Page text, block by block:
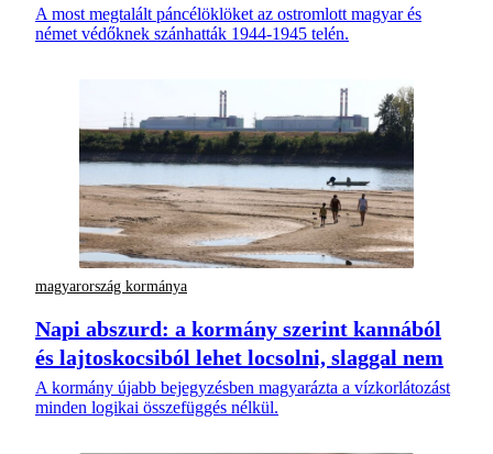
A most megtalált páncélöklöket az ostromlott magyar és
német védőknek szánhatták 1944-1945 telén.
magyarország kormánya
Napi abszurd: a kormány szerint kannából
és lajtoskocsiból lehet locsolni, slaggal nem
A kormány újabb bejegyzésben magyarázta a vízkorlátozást
minden logikai összefüggés nélkül.